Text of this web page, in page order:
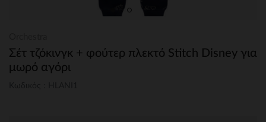
Σέτ τζόκινγκ + φούτερ πλεκτό Stitch Disney για
μωρό αγόρι